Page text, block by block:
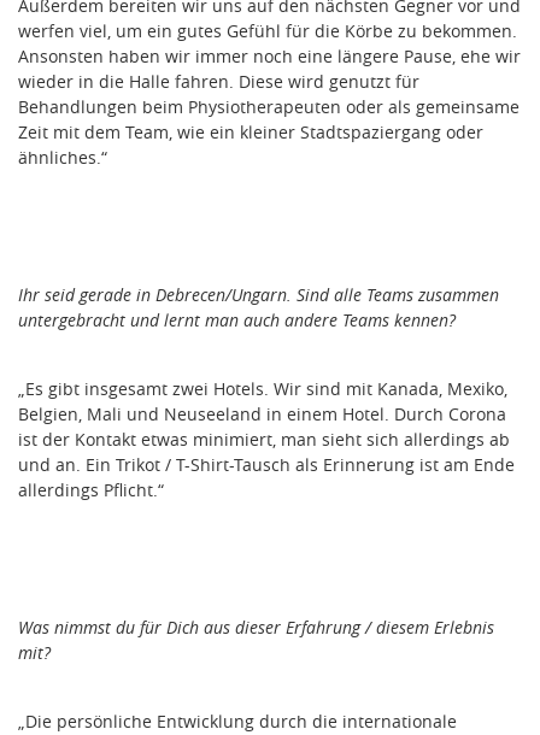
Außerdem bereiten wir uns auf den nächsten Gegner vor und
werfen viel, um ein gutes Gefühl für die Körbe zu bekommen.
Ansonsten haben wir immer noch eine längere Pause, ehe wir
wieder in die Halle fahren. Diese wird genutzt für
Behandlungen beim Physiotherapeuten oder als gemeinsame
Zeit mit dem Team, wie ein kleiner Stadtspaziergang oder
ähnliches.“
Ihr seid gerade in Debrecen/Ungarn. Sind alle Teams zusammen
untergebracht und lernt man auch andere Teams kennen?
„Es gibt insgesamt zwei Hotels. Wir sind mit Kanada, Mexiko,
Belgien, Mali und Neuseeland in einem Hotel. Durch Corona
ist der Kontakt etwas minimiert, man sieht sich allerdings ab
und an. Ein Trikot / T-Shirt-Tausch als Erinnerung ist am Ende
allerdings Pflicht.“
Was nimmst du für Dich aus dieser Erfahrung / diesem Erlebnis
mit?
„Die persönliche Entwicklung durch die internationale